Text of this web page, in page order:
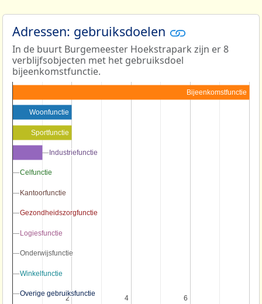
Adressen: gebruiksdoelen
In de buurt Burgemeester Hoekstrapark zijn er 8
verblijfsobjecten met het gebruiksdoel
bijeenkomstfunctie.
2
2 4
4 6
6
Bijeenkomstfunctie
Woonfunctie
Sportfunctie
Industriefunctie
Industriefunctie
Celfunctie
Celfunctie
Kantoorfunctie
Kantoorfunctie
Gezondheidszorgfunctie
Gezondheidszorgfunctie
Logiesfunctie
Logiesfunctie
Onderwijsfunctie
Onderwijsfunctie
Winkelfunctie
Winkelfunctie
Overige gebruiksfunctie
Overige gebruiksfunctie